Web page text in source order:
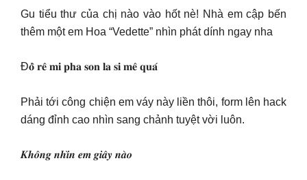
Gu tiểu thư của chị nào vào hốt nè! Nhà em cập bến
thêm một em Hoa “Vedette” nhìn phát dính ngay nha
Đ𝐨̂̀ 𝐫𝐞̂ 𝐦𝐢 𝐩𝐡𝐚 𝐬𝐨𝐧 𝐥𝐚 𝐬𝐢 𝐦𝐞̂ 𝐪𝐮𝐚́
Phải tới công chiện em váy này liền thôi, form lên hack
dáng đỉnh cao nhìn sang chảnh tuyệt vời luôn.
𝑲𝒉𝒐̂𝒏𝒈 𝒏𝒉𝒊̀𝒏 𝒆𝒎 𝒈𝒊𝒂̂𝒚 𝒏𝒂̀𝒐